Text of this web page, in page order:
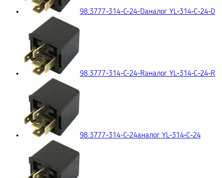
98.3777-314-C-24-Dаналог YL‑314‑C‑24‑D
98.3777-314-C-24-Rаналог YL‑314‑C‑24‑R
98.3777-314-C-24аналог YL‑314‑C‑24